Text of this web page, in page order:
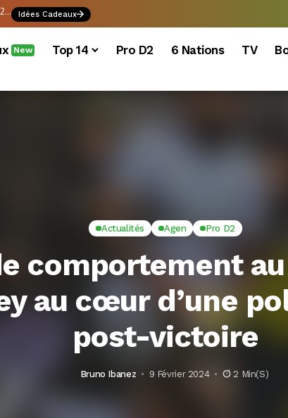
Idées Cadeaux
New Top 14 Pro D2 6 Nations TV
Actualités Agen Pro D2
comportement au
au cœur d’une
post-victoire
Bruno Ibanez 9 Février 2024 2 Min(s)